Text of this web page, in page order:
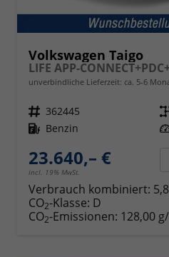
Volkswagen Taigo
LIFE APP-
unverbindliche Lieferzeit: ca. 5-6
Fahrzeugnr. 362445
Kraftstoff Benzin
23.640,– €
incl. 19% MwSt.
Verbrauch kombiniert:
CO2-Klasse: D
CO2-Emissionen: 128,00